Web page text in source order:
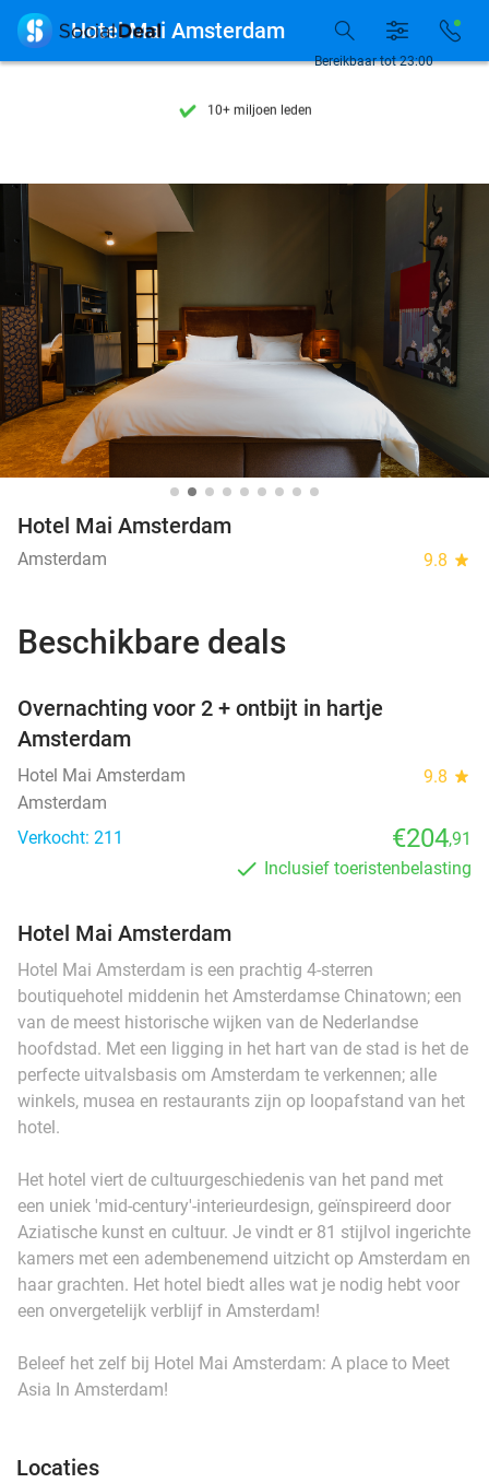
7 dagen per week beschikbaar
7 dagen per week beschikbaar
Bereikbaar tot 23:00
 Hotel Mai Amsterdam
Hotel Mai Amsterdam
Amsterdam 9.8 star
Beschikbare deals
Overnachting voor 2 + ontbijt in hartje
Amsterdam
Hotel Mai Amsterdam 9.8 star
Amsterdam
Verkocht: 211
€204,91
Inclusief toeristenbelasting
Hotel Mai Amsterdam
Hotel Mai Amsterdam is een prachtig 4-sterren
boutiquehotel middenin het Amsterdamse Chinatown; een
van de meest historische wijken van de Nederlandse
hoofdstad. Met een ligging in het hart van de stad is het de
perfecte uitvalsbasis om Amsterdam te verkennen; alle
winkels, musea en restaurants zijn op loopafstand van het
hotel.
Het hotel viert de cultuurgeschiedenis van het pand met
een uniek 'mid-century'-interieurdesign, geïnspireerd door
Aziatische kunst en cultuur. Je vindt er 81 stijlvol ingerichte
kamers met een adembenemend uitzicht op Amsterdam en
haar grachten. Het hotel biedt alles wat je nodig hebt voor
een onvergetelijk verblijf in Amsterdam!
Beleef het zelf bij Hotel Mai Amsterdam: A place to Meet
Asia In Amsterdam!
Locaties